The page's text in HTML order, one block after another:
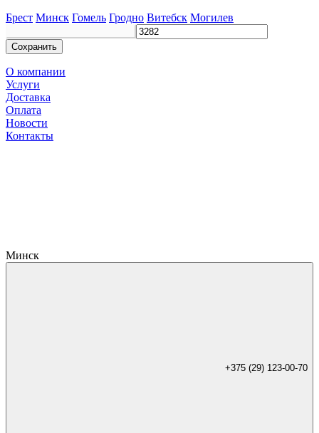
Брест Минск Гомель Гродно Витебск Могилев
Сохранить
О компании
Услуги
Доставка
Оплата
Новости
Контакты
Минск
+375 (29) 123-00-70